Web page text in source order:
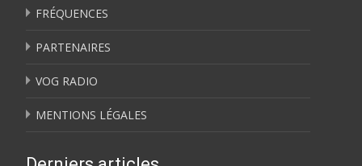
FRÉQUENCES
PARTENAIRES
VOG RADIO
MENTIONS LÉGALES